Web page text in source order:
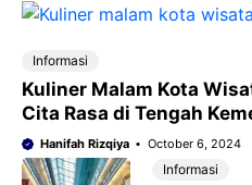
Informasi
Kuliner Malam Kota
Cita Rasa di Tengah
Hanifah Rizqiya October 6, 2024
Informasi